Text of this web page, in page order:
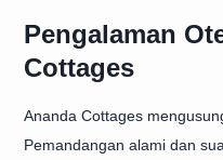
Pengalaman
Cottages
Ananda Cottages
Pemandangan alami dan